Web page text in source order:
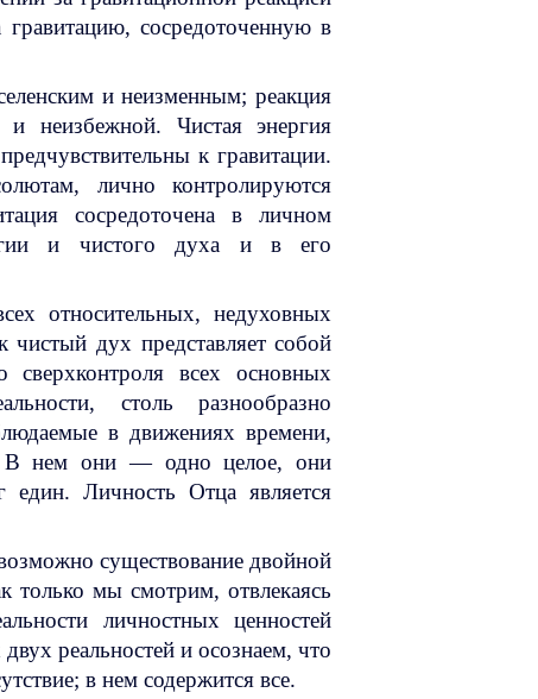
гравитацию, сосредоточенную в
и неизменным; реакция
и неизбежной. Чистая энергия
к гравитации.
лично контролируются
сосредоточена в личном
и чистого духа и в его
относительных, недуховных
чистый дух представляет собой
сверхконтроля всех основных
столь разнообразно
в движениях времени,
В нем они — одно целое, они
Личность Отца является
существование двойной
только мы смотрим, отвлекаясь
личностных ценностей
реальностей и осознаем, что
в нем содержится все.